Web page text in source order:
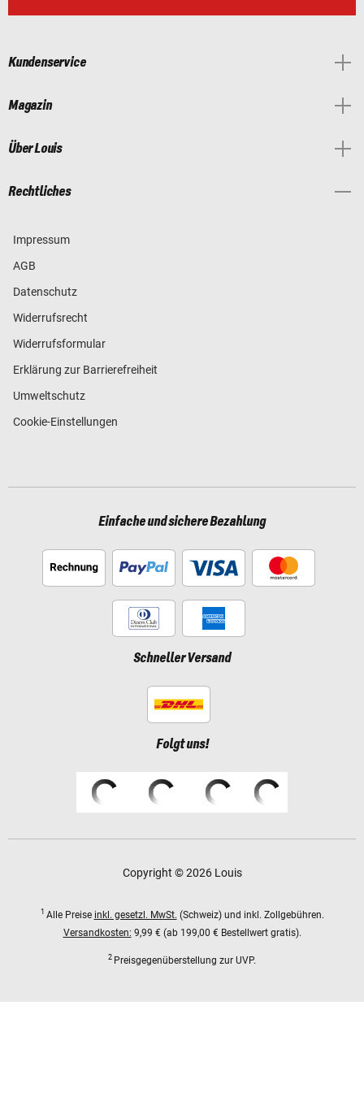
Kundenservice
Magazin
Über Louis
Rechtliches
Impressum
AGB
Datenschutz
Widerrufsrecht
Widerrufsformular
Erklärung zur Barrierefreiheit
Umweltschutz
Cookie-Einstellungen
Einfache und sichere Bezahlung
Schneller Versand
Folgt uns!
Copyright © 2026 Louis
1 Alle Preise inkl. gesetzl. MwSt. (Schweiz) und inkl. Zollgebühren.
Versandkosten: 9,99 € (ab 199,00 € Bestellwert gratis).
2 Preisgegenüberstellung zur UVP.